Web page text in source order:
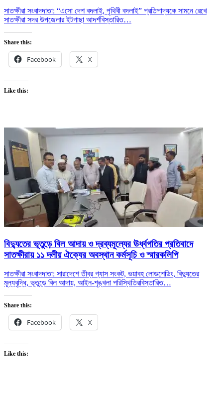
সাতক্ষীরা সংবাদদাতা: “এসো দেশ বদলাই, পৃথিবী বদলাই” প্রতিপাদ্যকে সামনে রেখে
সাতক্ষীরা সদর উপজেলার ইটগাছা আদর্শবিস্তারিত…
Share this:
Facebook X
Like this:
বিদ্যুতের ভূতুড়ে বিল আদায় ও দ্রব্যমূল্যের ঊর্ধ্বগতির প্রতিবাদে
সাতক্ষীরায় ১১ দলীয় ঐক্যের অবস্থান কর্মসূচি ও স্মারকলিপি
সাতক্ষীরা সংবাদদাতা: সারাদেশে তীব্র গ্যাস সংকট, ভয়াবহ লোডশেডিং, বিদ্যুতের
মূল্যবৃদ্ধি, ভূতুড়ে বিল আদায়, আইন-শৃঙ্খলা পরিস্থিতিরবিস্তারিত…
Share this:
Facebook X
Like this: